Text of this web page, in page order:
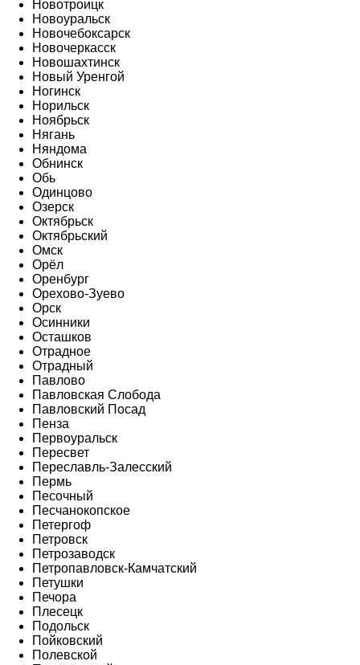
Новотроицк
Новоуральск
Новочебоксарск
Новочеркасск
Новошахтинск
Новый Уренгой
Ногинск
Норильск
Ноябрьск
Нягань
Няндома
Обнинск
Обь
Одинцово
Озерск
Октябрьск
Октябрьский
Омск
Орёл
Оренбург
Орехово-Зуево
Орск
Осинники
Осташков
Отрадное
Отрадный
Павлово
Павловская Слобода
Павловский Посад
Пенза
Первоуральск
Пересвет
Переславль-Залесский
Пермь
Песочный
Песчанокопское
Петергоф
Петровск
Петрозаводск
Петропавловск-Камчатский
Петушки
Печора
Плесецк
Подольск
Пойковский
Полевской